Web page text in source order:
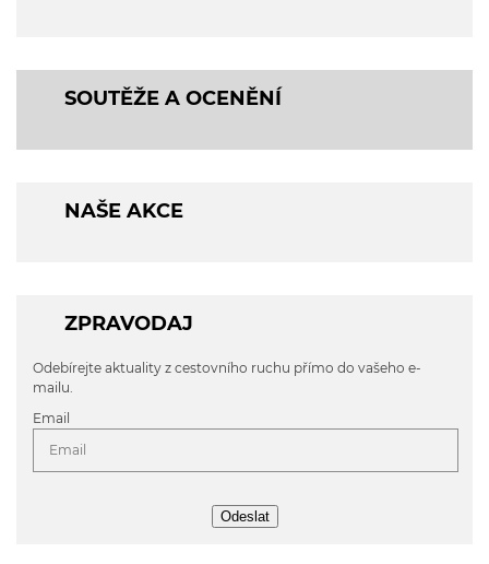
SOUTĚŽE A OCENĚNÍ
NAŠE AKCE
ZPRAVODAJ
Odebírejte aktuality z cestovního ruchu přímo do vašeho e-
mailu.
Email
Odeslat